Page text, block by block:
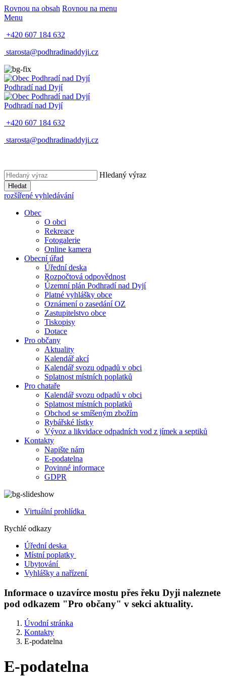
Rovnou na obsah Rovnou na menu
Menu
+420 607 184 632
starosta@podhradinaddyji.cz
Podhradí nad Dyjí
Podhradí nad Dyjí
+420 607 184 632
starosta@podhradinaddyji.cz
Hledaný výraz
Hledat
rozšířené vyhledávání
Obec
O obci
Rekreace
Fotogalerie
Online kamera
Obecní úřad
Úřední deska
Rozpočtová odpovědnost
Územní plán Podhradí nad Dyjí
Platné vyhlášky obce
Oznámení o zasedání OZ
Zastupitelstvo obce
Tiskopisy
Dotace
Pro občany
Aktuality
Kalendář akcí
Kalendář svozu odpadů v obci
Splatnost místních poplatků
Pro chataře
Kalendář svozu odpadů v obci
Splatnost místních poplatků
Obchod se smíšeným zbožím
Rybářské lístky
Vývoz a likvidace odpadních vod z jímek a septiků
Kontakty
Napište nám
E-podatelna
Povinné informace
GDPR
Virtuální prohlídka
Rychlé odkazy
Úřední deska
Místní poplatky
Ubytování
Vyhlášky a nařízení
Informace o uzavírce mostu přes řeku Dyji naleznete
pod odkazem "Pro občany" v sekci aktuality.
Úvodní stránka
Kontakty
E-podatelna
E-podatelna